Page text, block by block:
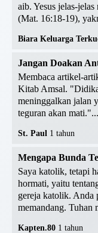
aib. Yesus jelas-
(Mat. 16:18-19),
Biara Keluarga
Jangan Doakan
Membaca artikel-
Kitab Amsal.
meninggalkan jalan
teguran akan mati."...
St. Paul 1 tahun
Mengapa Bunda
Saya katolik, tetapi
hormati, yaitu
gereja katolik. Anda
memandang. Tuhan
Kapten.80 1 tahun